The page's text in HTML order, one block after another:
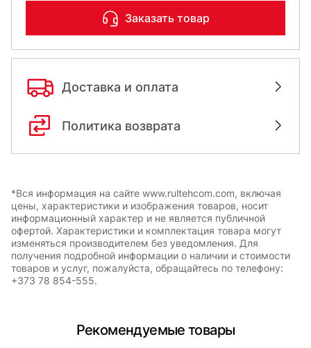
Заказать товар
Доставка и оплата
Политика возврата
*Вся информация на сайте www.rultehcom.com, включая
цены, характеристики и изображения товаров, носит
информационный характер и не является публичной
офертой. Характеристики и комплектация товара могут
изменяться производителем без уведомления. Для
получения подробной информации о наличии и стоимости
товаров и услуг, пожалуйста, обращайтесь по телефону:
+373 78 854-555.
Рекомендуемые товары